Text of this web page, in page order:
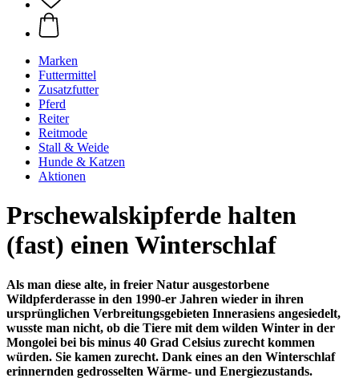
Marken
Futtermittel
Zusatzfutter
Pferd
Reiter
Reitmode
Stall & Weide
Hunde & Katzen
Aktionen
Prschewalskipferde halten
(fast) einen Winterschlaf
Als man diese alte, in freier Natur ausgestorbene
Wildpferderasse in den 1990-er Jahren wieder in ihren
ursprünglichen Verbreitungsgebieten Innerasiens angesiedelt,
wusste man nicht, ob die Tiere mit dem wilden Winter in der
Mongolei bei bis minus 40 Grad Celsius zurecht kommen
würden. Sie kamen zurecht. Dank eines an den Winterschlaf
erinnernden gedrosselten Wärme- und Energiezustands.